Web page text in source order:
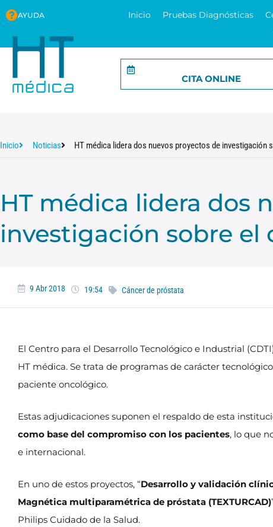
AYUDA Inicio Pruebas Diagnósticas
CITA ONLINE
Inicio Noticias HT médica lidera dos nuevos proyectos de investigación
HT médica lidera dos
investigación sobre el
9 Abr 2018 19:54 Cáncer de próstata
El Centro para el Desarrollo Tecnológico e Industrial
HT médica. Se trata de programas de carácter
paciente oncológico.
Estas adjudicaciones suponen el respaldo de esta
como base del compromiso con los pacientes, lo que
e internacional.
En uno de estos proyectos, “Desarrollo y validación
Magnética multiparamétrica de próstata (TEXTURCAD)
Philips Cuidado de la Salud.